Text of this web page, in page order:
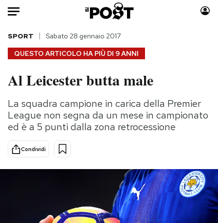
Auto
HOME
Italia
Politica
Tecnologia
Scienza
Moda
Consumismi
Storie/Idee
Altrecose
Mondiali calcio 2026
QUESTO ARTICOLO HA PIÙ DI 9 ANNI
SPORT Sabato 28 gennaio 2017
Al Leicester butta male
La squadra campione in carica della Premier
League non segna da un mese in campionato
ed è a 5 punti dalla zona retrocessione
Condividi